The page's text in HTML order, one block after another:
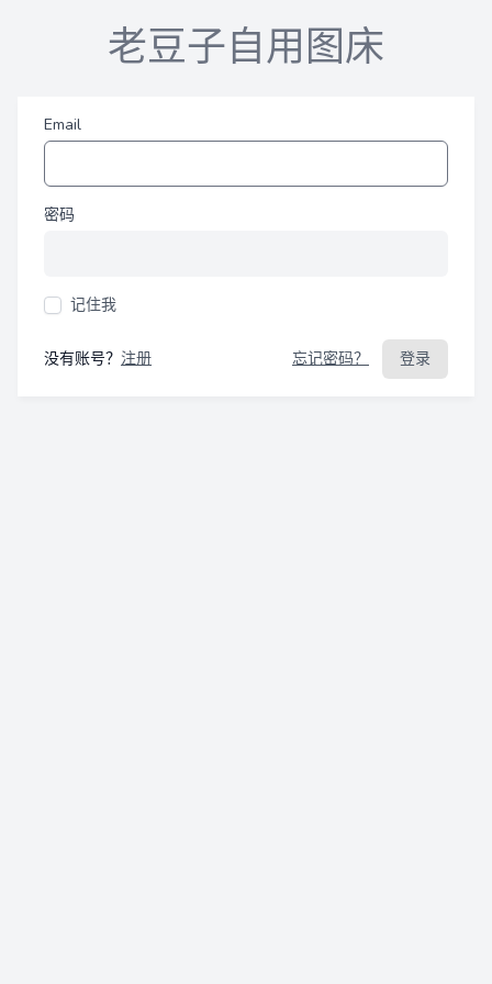
老豆子自用图床
Email
密码
记住我
没有账号？ 注册 忘记密码？ 登录